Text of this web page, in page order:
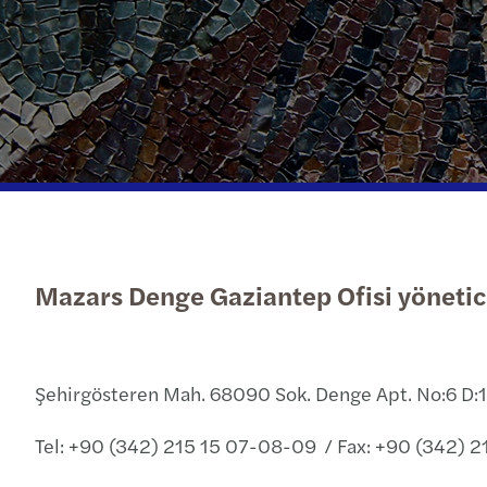
Daha fazla
Mazars Denge Gaziantep Ofisi
Şehirgösteren Mah. 68090 Sok. Denge Apt. No:6
Tel: +90 (342) 215 15 07-08-09 / Fax: +90 (342)